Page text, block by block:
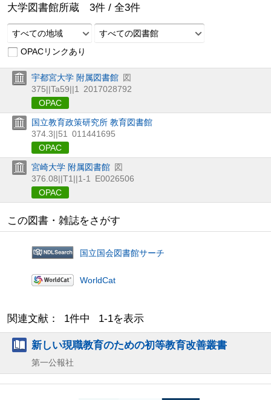
大学図書館所蔵 3件 / 全3件
すべての地域
すべての図書館
OPACリンクあり
宇都宮大学 附属図書館 図
375||Ta59||1
2017028792
OPAC
国立教育政策研究所 教育図書館
374.3||51
011441695
OPAC
宮崎大学 附属図書館 図
376.08||T1||1-1
E0026506
OPAC
この図書・雑誌をさがす
国立国会図書館サーチ
WorldCat
関連文献： 1件中 1-1を表示
新しい現職教育のための初等教育改善叢書
第一公報社